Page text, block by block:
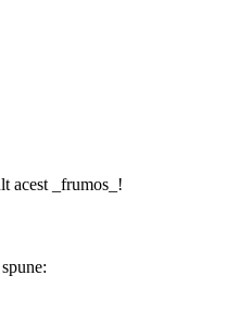
acest _frumos_!
spune: